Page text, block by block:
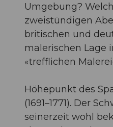
Umgebung?
zweistündigen
britischen und
malerischen Lage
«trefflichen
Höhepunkt des
(1691–1771). Der
seinerzeit wohl